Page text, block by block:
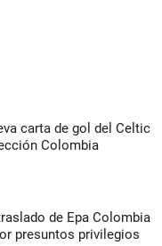
carta de gol del Celtic
Colombia
de Epa Colombia
presuntos privilegios